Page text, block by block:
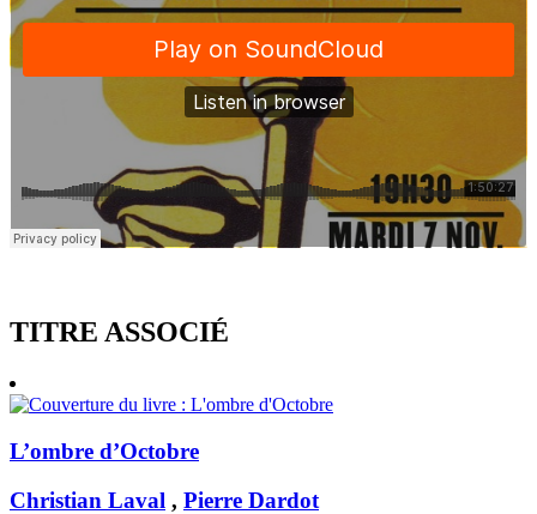
TITRE ASSOCIÉ
L’ombre d’Octobre
Christian Laval , Pierre Dardot